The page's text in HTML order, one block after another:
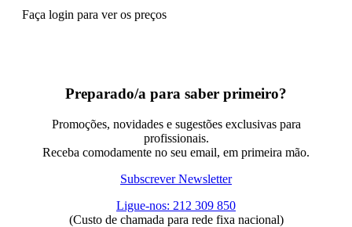
Faça login para ver os preços
Preparado/a para saber primeiro?
Promoções, novidades e sugestões exclusivas para
profissionais.
Receba comodamente no seu email, em primeira mão.
Subscrever Newsletter
Ligue-nos: 212 309 850
(Custo de chamada para rede fixa nacional)